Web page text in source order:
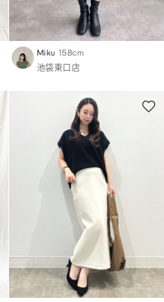
Miku 158cm
池袋東口店